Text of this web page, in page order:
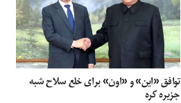
توافق «این» و «اون» برای خلع سلاح شبه
جزیره کره